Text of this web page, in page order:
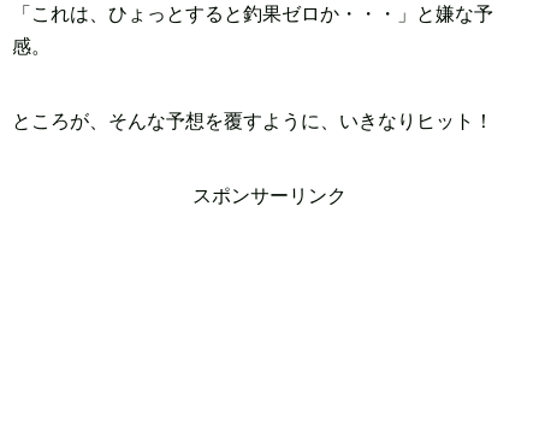
「これは、ひょっとすると釣果ゼロか・・・」と嫌な予
感。
ところが、そんな予想を覆すように、いきなりヒット！
スポンサーリンク